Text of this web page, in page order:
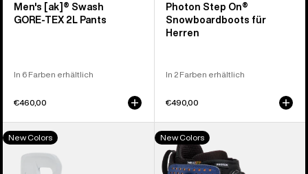
Men's [ak]® Swash
GORE‑TEX 2L Pants
In 6 Farben erhältlich
€460,00
Photon Step On®
Snowboardboots für
Herren
In 2 Farben erhältlich
€490,00
Burton
Step
New Colors
Burton
Photon
BOA®
New Colors